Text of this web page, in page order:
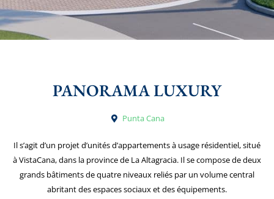
PANORAMA LUXURY
Punta Cana
Il s’agit d’un projet d’unités d’appartements à usage résidentiel, situé
à VistaCana, dans la province de La Altagracia. Il se compose de deux
grands bâtiments de quatre niveaux reliés par un volume central
abritant des espaces sociaux et des équipements.